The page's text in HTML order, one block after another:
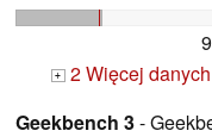
+ 2 Więcej danych
Geekbench 3-